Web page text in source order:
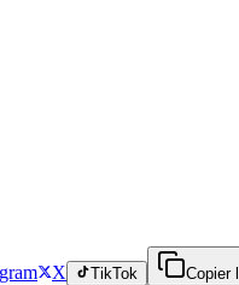
X TikTok Copier